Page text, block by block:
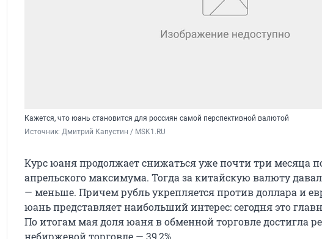
Кажется, что юань становится для россиян самой перспективной валютой
Источник: Дмитрий Капустин / MSK1.RU
Курс юаня продолжает снижаться уже почти три месяца
апрельского максимума. Тогда за китайскую валюту
— меньше. Причем рубль укрепляется против доллара и
юань представляет наибольший интерес: сегодня это
По итогам мая доля юаня в обменной торговле достигла
небиржевой торговле — 39,2%.